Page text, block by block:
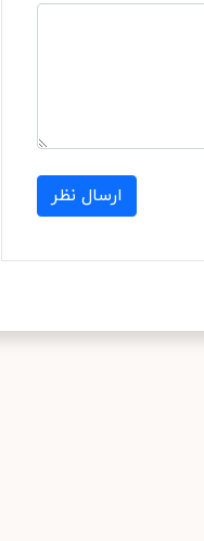
ارسال نظر